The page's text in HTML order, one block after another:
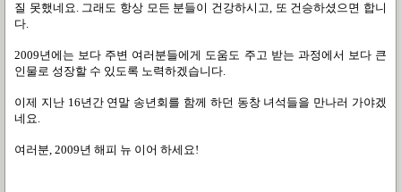
질 못했네요. 그래도 항상 모든 분들이 건강하시고, 또 건승하셨으면 합니
다.
2009년에는 보다 주변 여러분들에게 도움도 주고 받는 과정에서 보다 큰
인물로 성장할 수 있도록 노력하겠습니다.
이제 지난16년간 연말 송년회를 함께 하던 동창 녀석들을 만나러 가야겠
네요.
여러분, 2009년 해피 뉴 이어 하세요!